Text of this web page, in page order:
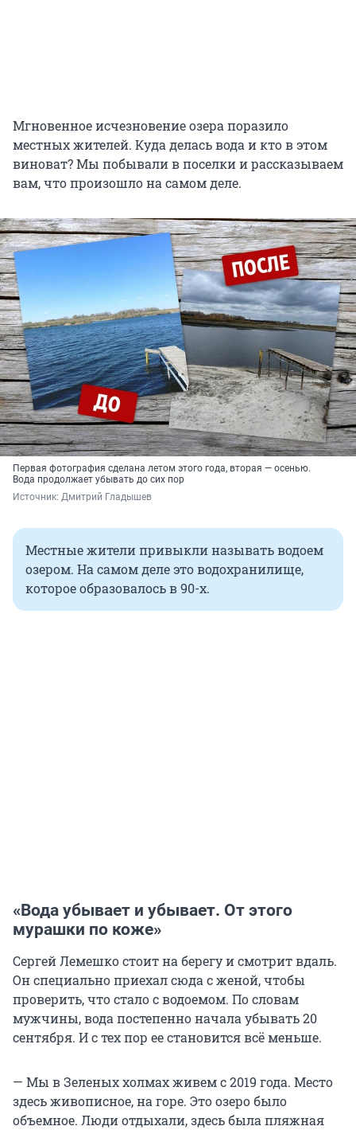
Мгновенное исчезновение озера поразило
местных жителей. Куда делась вода и кто в этом
виноват? Мы побывали в поселки и рассказываем
вам, что произошло на самом деле.
Первая фотография сделана летом этого года, вторая — осенью.
Вода продолжает убывать до сих пор
Источник: Дмитрий Гладышев
Местные жители привыкли называть водоем
озером. На самом деле это водохранилище,
которое образовалось в 90-х.
«Вода убывает и убывает. От этого
мурашки по коже»
Сергей Лемешко стоит на берегу и смотрит вдаль.
Он специально приехал сюда с женой, чтобы
проверить, что стало с водоемом. По словам
мужчины, вода постепенно начала убывать 20
сентября. И с тех пор ее становится всё меньше.
— Мы в Зеленых холмах живем с 2019 года. Место
здесь живописное, на горе. Это озеро было
объемное. Люди отдыхали, здесь была пляжная